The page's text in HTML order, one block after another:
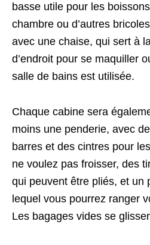
basse utile pour les
chambre ou d’autres
avec une chaise, qui sert à
d’endroit pour se maquiller
salle de bains est utilisée.
Chaque cabine sera
moins une penderie, avec
barres et des cintres pour
ne voulez pas froisser, des
qui peuvent être pliés, et un
lequel vous pourrez ranger
Les bagages vides se